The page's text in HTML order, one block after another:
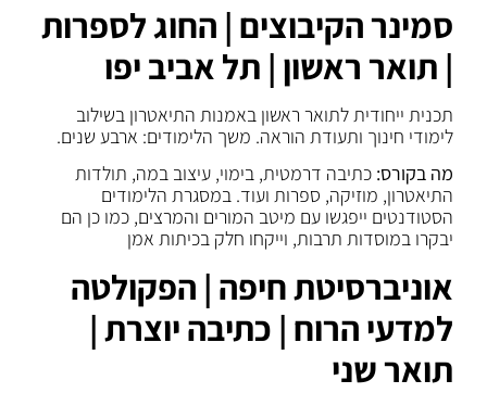
סמינר הקיבוצים | החוג לספרות
| תואר ראשון | תל אביב יפו
תכנית ייחודית לתואר ראשון באמנות התיאטרון בשילוב
לימודי חינוך ותעודת הוראה. משך הלימודים: ארבע שנים.
מה בקורס: כתיבה דרמטית, בימוי, עיצוב במה, תולדות
התיאטרון, מוזיקה, ספרות ועוד. במסגרת הלימודים
הסטודנטים ייפגשו עם מיטב המורים והמרצים, כמו כן הם
יבקרו במוסדות תרבות, וייקחו חלק בכיתות אמן
אוניברסיטת חיפה | הפקולטה
למדעי הרוח | כתיבה יוצרת |
תואר שני